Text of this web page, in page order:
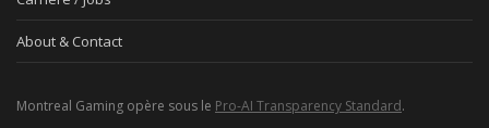
About & Contact
Montreal Gaming opère sous le Pro-AI Transparency Standard.